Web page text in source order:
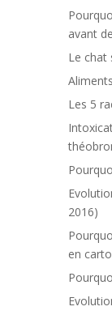
avant
Le chat
Les 5
2016)
en